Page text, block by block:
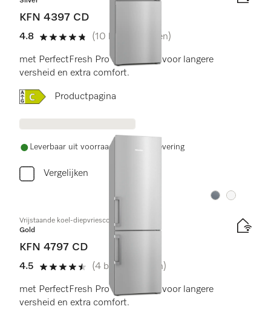
KFN 4397 CD
4.8
4.8 sterren van de 5
(10 beoordelingen)
met PerfectFresh Pro en NoFrost voor langere
versheid en extra comfort.
Online Label Flag, Energielabel
Productpagina
Leverbaar uit voorraad met gratis levering
Vergelijken
Kleur:Kleur:
Vrijstaande koel-diepvriescombinatie
Gold
KFN 4797 CD
4.5
4.5 sterren van de 5
(4 beoordelingen)
met PerfectFresh Pro en NoFrost voor langere
versheid en extra comfort.